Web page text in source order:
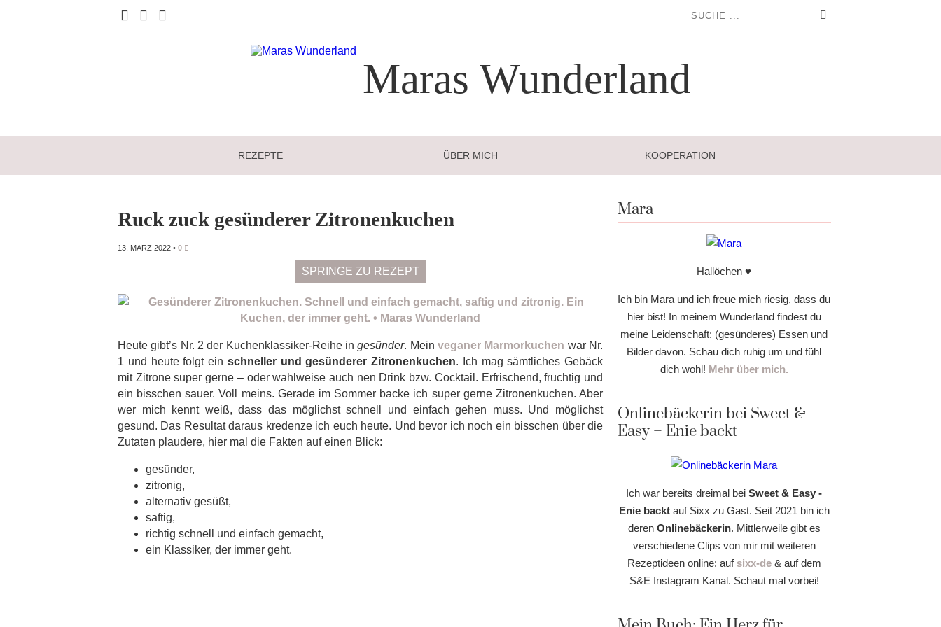
Maras Wunderland
REZEPTE ÜBER MICH KOOPERATION
Ruck zuck gesünderer Zitronenkuchen
13. MÄRZ 2022 • 0
SPRINGE ZU REZEPT
Heute gibt’s Nr. 2 der Kuchenklassiker-Reihe ingesünder. Meinveganer Marmorkuchen war Nr.
1 und heute folgt ein schneller und gesünderer Zitronenkuchen. Ich mag sämtliches Gebäck
mit Zitrone super gerne – oder wahlweise auch nen Drink bzw. Cocktail. Erfrischend, fruchtig und
ein bisschen sauer. Voll meins. Gerade im Sommer backe ich super gerne Zitronenkuchen. Aber
wer mich kennt weiß, dass das möglichst schnell und einfach gehen muss. Und möglichst
gesund. Das Resultat daraus kredenze ich euch heute. Und bevor ich noch ein bisschen über die
Zutaten plaudere, hier mal die Fakten auf einen Blick:
gesünder,
zitronig,
alternativ gesüßt,
saftig,
richtig schnell und einfach gemacht,
ein Klassiker, der immer geht.
Mara
Hallöchen ♥
Ich bin Mara und ich freue mich riesig, dass du
hier bist! In meinem Wunderland findest du
meine Leidenschaft: (gesünderes) Essen und
Bilder davon. Schau dich ruhig um und fühl
dich wohl! Mehr über mich.
Onlinebäckerin bei Sweet &
Easy – Enie backt
Ich war bereits dreimal beiSweet & Easy -
Enie backtauf Sixx zu Gast. Seit 2021 bin ich
deren Onlinebäckerin. Mittlerweile gibt es
verschiedene Clips von mir mit weiteren
Rezeptideen online: auf sixx-de& auf dem
S&E Instagram Kanal. Schaut mal vorbei!